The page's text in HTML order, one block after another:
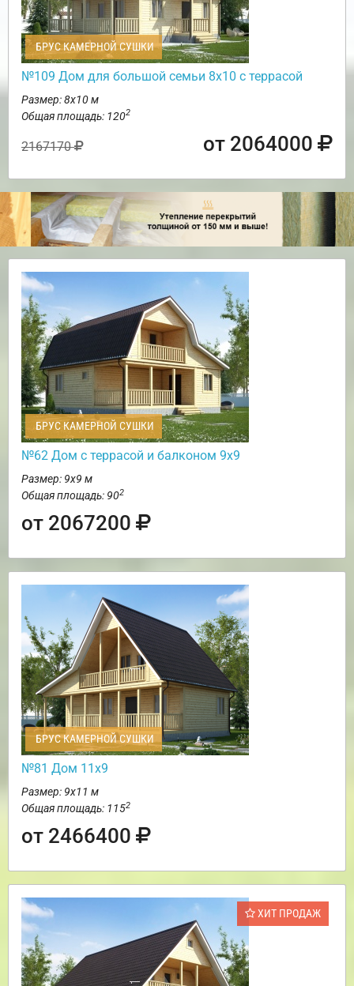
БРУС КАМЕРНОЙ СУШКИ
№109 Дом для большой семьи 8х10 с террасой
Размер: 8х10 м
Общая площадь: 1202
2167170 от 2064000
БРУС КАМЕРНОЙ СУШКИ
№62 Дом c террасой и балконом 9х9
Размер: 9х9 м
Общая площадь: 902
от 2067200
БРУС КАМЕРНОЙ СУШКИ
№81 Дом 11х9
Размер: 9х11 м
Общая площадь: 1152
от 2466400
ХИТ ПРОДАЖ